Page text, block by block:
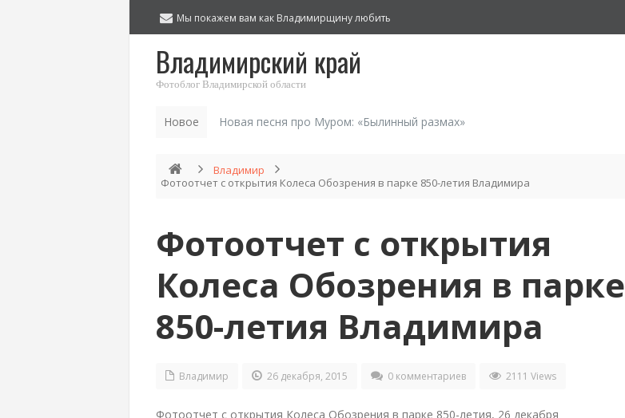
Мы покажем вам как Владимирщину любить
Владимирский край
Фотоблог Владимирской области
Новое Новая песня про Муром: «Былинный размах»
Владимир
Фотоотчет с открытия Колеса Обозрения в парке 850-летия Владимира
Фотоотчет с открытия
Колеса Обозрения в парке
850-летия Владимира
Владимир 26 декабря, 2015 0 комментариев 2111 Views
Фотоотчет с открытия Колеса Обозрения в парке 850-летия, 26 декабря